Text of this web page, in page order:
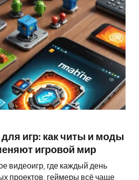
игр: как читы и моды
игровой мир
видеоигр, где каждый день
проектов, геймеры всё чаще